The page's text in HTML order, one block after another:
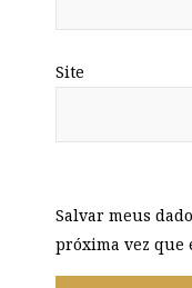
Site
Salvar meus
próxima vez que